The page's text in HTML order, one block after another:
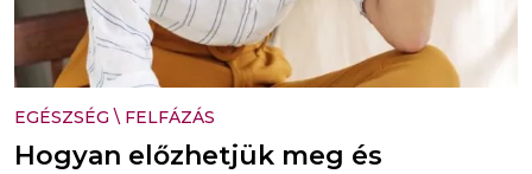
EGÉSZSÉG \ FELFÁZÁS
Hogyan előzhetjük meg és